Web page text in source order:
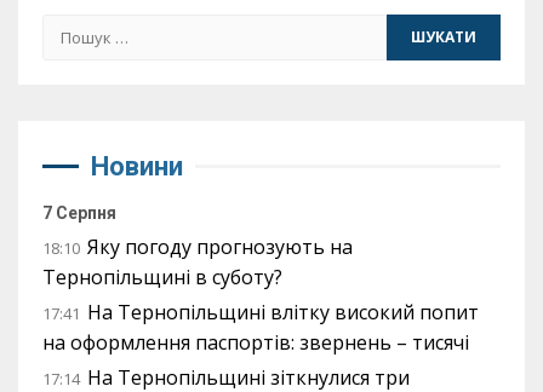
Пошук:
Новини
7 Серпня
18:10 Яку погоду прогнозують на
Тернопільщині в суботу?
17:41 На Тернопільщині влітку високий попит
на оформлення паспортів: звернень – тисячі
17:14 На Тернопільщині зіткнулися три